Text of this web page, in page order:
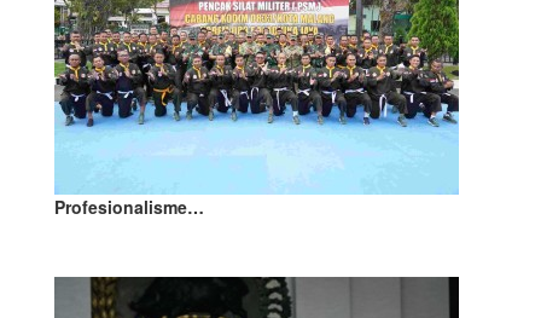
Profesionalisme…